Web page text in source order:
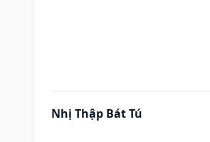
Nhị Thập Bát Tú